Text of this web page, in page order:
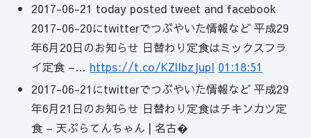
2017-06-21 today posted tweet and facebook
2017-06-20にtwitterでつぶやいた情報など 平成29
年6月20日のお知らせ 日替わり定食はミックスフラ
イ定食 –… https://t.co/KZlIbzJupI 01:18:51
2017-06-21にtwitterでつぶやいた情報など 平成29
年6月21日のお知らせ 日替わり定食はチキンカツ定
食 – 天ぷらてんちゃん | 名古�